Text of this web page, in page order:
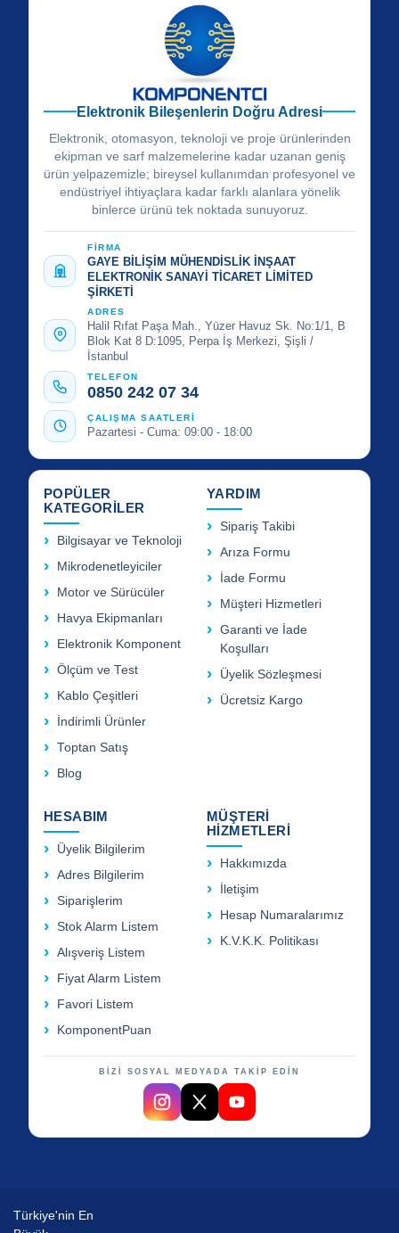
Elektronik Bileşenlerin Doğru Adresi
Elektronik, otomasyon, teknoloji ve proje ürünlerinden
ekipman ve sarf malzemelerine kadar uzanan geniş
ürün yelpazemizle; bireysel kullanımdan profesyonel ve
endüstriyel ihtiyaçlara kadar farklı alanlara yönelik
binlerce ürünü tek noktada sunuyoruz.
FİRMA
GAYE BİLİŞİM MÜHENDİSLİK İNŞAAT
ELEKTRONİK SANAYİ TİCARET LİMİTED
ŞİRKETİ
ADRES
Halil Rıfat Paşa Mah., Yüzer Havuz Sk. No:1/1, B
Blok Kat 8 D:1095, Perpa İş Merkezi, Şişli /
İstanbul
TELEFON
0850 242 07 34
ÇALIŞMA SAATLERİ
Pazartesi - Cuma: 09:00 - 18:00
POPÜLER
KATEGORİLER
Bilgisayar ve Teknoloji
Mikrodenetleyiciler
Motor ve Sürücüler
Havya Ekipmanları
Elektronik Komponent
Ölçüm ve Test
Kablo Çeşitleri
İndirimli Ürünler
Toptan Satış
Blog
YARDIM
Sipariş Takibi
Arıza Formu
İade Formu
Müşteri Hizmetleri
Garanti ve İade
Koşulları
Üyelik Sözleşmesi
Ücretsiz Kargo
HESABIM
Üyelik Bilgilerim
Adres Bilgilerim
Siparişlerim
Stok Alarm Listem
Alışveriş Listem
Fiyat Alarm Listem
Favori Listem
KomponentPuan
MÜŞTERİ
HİZMETLERİ
Hakkımızda
İletişim
Hesap Numaralarımız
K.V.K.K. Politikası
BİZİ SOSYAL MEDYADA TAKİP EDİN
Türkiye'nin En